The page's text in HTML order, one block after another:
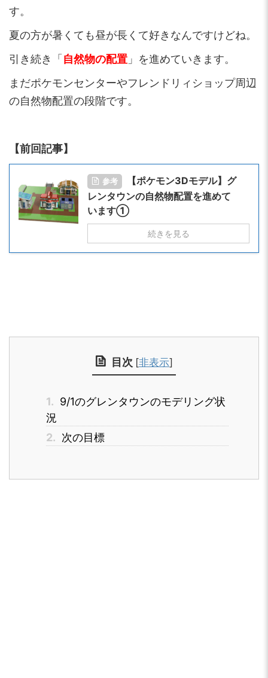
す。
夏の方が暑くても昼が長くて好きなんですけどね。
引き続き「自然物の配置 」を進めていきます。
まだポケモンセンターやフレンドリィショップ周辺
の自然物配置の段階です。
【前回記事】
参考
【ポケモン3Dモデル】グ
レンタウンの自然物配置を進めて
います①
続きを見る
目次 [非表示]
1. 9/1のグレンタウンのモデリング状
況
2. 次の目標